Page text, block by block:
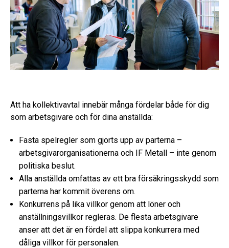
Att ha kollektivavtal innebär många fördelar både för dig
som arbetsgivare och för dina anställda:
Fasta spelregler som gjorts upp av parterna –
arbetsgivarorganisationerna och IF Metall – inte genom
politiska beslut.
Alla anställda omfattas av ett bra försäkringsskydd som
parterna har kommit överens om.
Konkurrens på lika villkor genom att löner och
anställningsvillkor regleras. De flesta arbetsgivare
anser att det är en fördel att slippa konkurrera med
dåliga villkor för personalen.